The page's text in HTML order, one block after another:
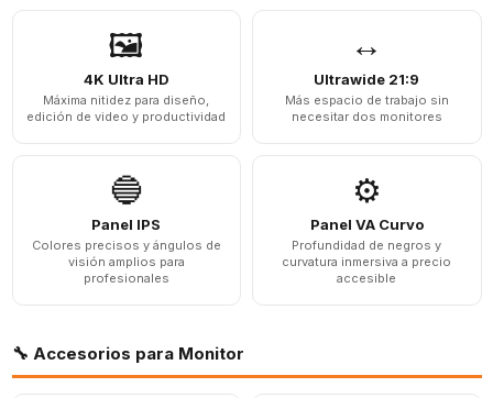
🖼️
4K Ultra HD
Máxima nitidez para diseño,
edición de video y productividad
↔️
Ultrawide 21:9
Más espacio de trabajo sin
necesitar dos monitores
🔵
Panel IPS
Colores precisos y ángulos de
visión amplios para
profesionales
⚙️
Panel VA Curvo
Profundidad de negros y
curvatura inmersiva a precio
accesible
🔧 Accesorios para Monitor